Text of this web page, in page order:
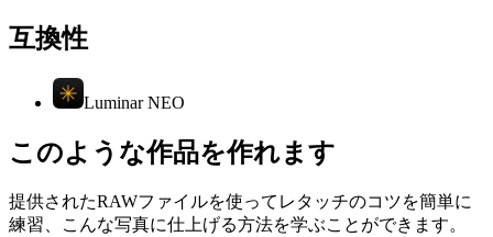
互換性
Luminar NEO
このような作品を作れます
提供されたRAWファイルを使ってレタッチのコツを簡単に
練習、こんな写真に仕上げる方法を学ぶことができます。